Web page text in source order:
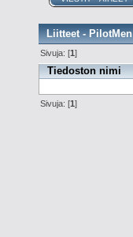
Liitteet - PilotMen
Sivuja: [1]
Tiedoston nimi
Sivuja: [1]